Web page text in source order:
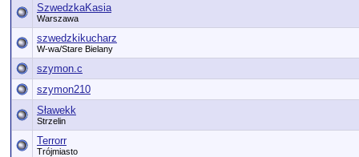
SzwedzkaKasia
Warszawa
szwedzkikucharz
W-wa/Stare Bielany
szymon.c
szymon210
Sławekk
Strzelin
Terrorr
Trójmiasto